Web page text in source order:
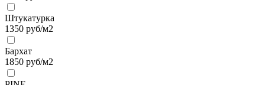
Штукатурка
1350 руб/м2
Бархат
1850 руб/м2